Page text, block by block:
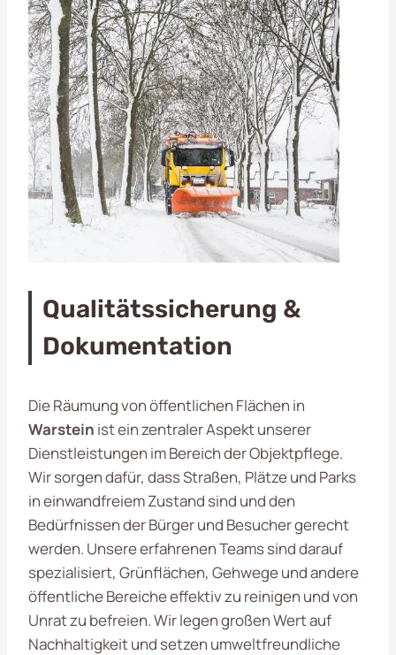
Qualitätssicherung &
Dokumentation
Die Räumung von öffentlichen Flächen in
Warstein ist ein zentraler Aspekt unserer
Dienstleistungen im Bereich der Objektpflege.
Wir sorgen dafür, dass Straßen, Plätze und Parks
in einwandfreiem Zustand sind und den
Bedürfnissen der Bürger und Besucher gerecht
werden. Unsere erfahrenen Teams sind darauf
spezialisiert, Grünflächen, Gehwege und andere
öffentliche Bereiche effektiv zu reinigen und von
Unrat zu befreien. Wir legen großen Wert auf
Nachhaltigkeit und setzen umweltfreundliche